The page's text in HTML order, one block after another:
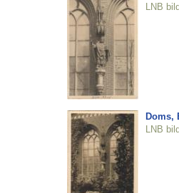
LNB
Doms,
LNB